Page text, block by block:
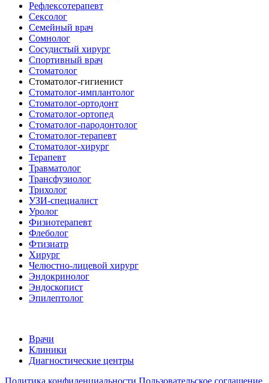
Рефлексотерапевт
Сексолог
Семейный врач
Сомнолог
Сосудистый хирург
Спортивный врач
Стоматолог
Стоматолог-гигиенист
Стоматолог-имплантолог
Стоматолог-ортодонт
Стоматолог-ортопед
Стоматолог-пародонтолог
Стоматолог-терапевт
Стоматолог-хирург
Терапевт
Травматолог
Трансфузиолог
Трихолог
УЗИ-специалист
Уролог
Физиотерапевт
Флеболог
Фтизиатр
Хирург
Челюстно-лицевой хирург
Эндокринолог
Эндоскопист
Эпилептолог
Врачи
Клиники
Диагностические центры
Политика конфиденциальности Пользовательское соглашение